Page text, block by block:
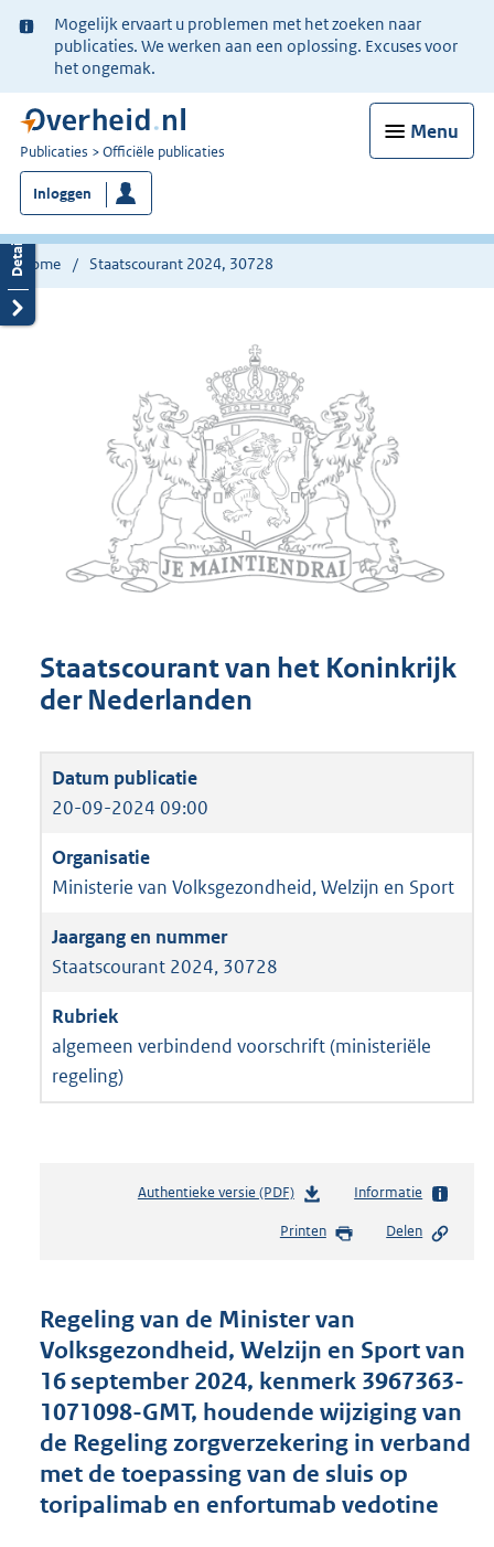
Ter
informatie:
Mogelijk ervaart u problemen met het zoeken naar
publicaties. We werken aan een oplossing. Excuses voor
het ongemak.
Menu
U
bent
nu
hier:
Publicaties Officiële publicaties
Inloggen
Home Staatscourant 2024, 30728
Staatscourant van het Koninkrijk
der Nederlanden
20-09-2024 09:00
Ministerie van Volksgezondheid, Welzijn en Sport
Staatscourant 2024, 30728
algemeen verbindend voorschrift (ministeriële
regeling)
Authentieke versie (PDF)b
s
d
s
g
r
o
o
t
e
Informatie
Printen Delen
Regeling van de Minister van
Volksgezondheid, Welzijn en Sport van
16 september 2024, kenmerk 3967363-
1071098-GMT, houdende wijziging van
de Regeling zorgverzekering in verband
met de toepassing van de sluis op
toripalimab en enfortumab vedotine